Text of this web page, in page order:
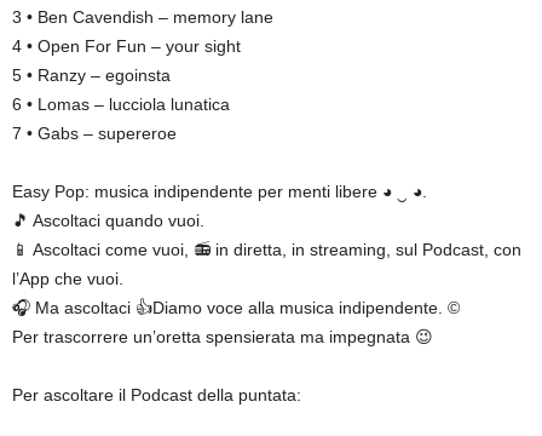
3 • Ben Cavendish – memory lane
4 • Open For Fun – your sight
5 • Ranzy – egoinsta
6 • Lomas – lucciola lunatica
7 • Gabs – supereroe
Easy Pop: musica indipendente per menti libere ◕ ‿ ◕.
🎵 Ascoltaci quando vuoi.
📱 Ascoltaci come vuoi, 📻 in diretta, in streaming, sul Podcast, con
l’App che vuoi.
🎧 Ma ascoltaci 👍Diamo voce alla musica indipendente. ©
Per trascorrere un’oretta spensierata ma impegnata 😉
Per ascoltare il Podcast della puntata: